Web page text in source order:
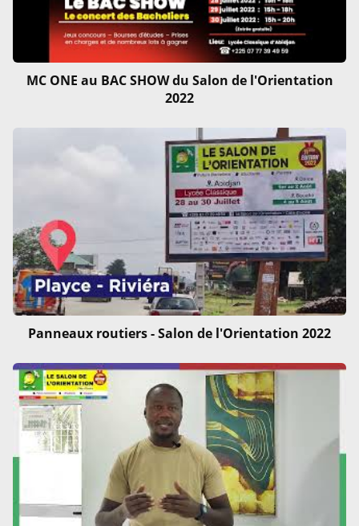
MC ONE au BAC SHOW du Salon de l'Orientation
2022
Panneaux routiers - Salon de l'Orientation 2022